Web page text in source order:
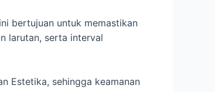
bertujuan untuk memastikan
larutan, serta interval
Estetika, sehingga keamanan